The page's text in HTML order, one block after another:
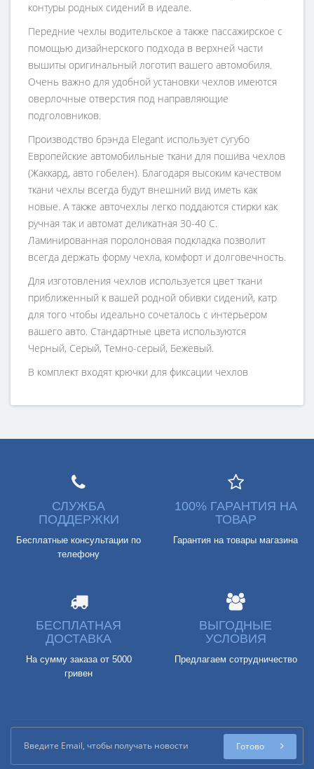
контуры родных сидений в идеале.
Передние чехлы водительское а также пассажирское с
помощью дизайнерского подхода в верхней части
вышиты оригинальный логотип вашего автомобиля.
Очень важно для удобной установки чехлов имеются
оверлочные отверстия под направляющие
подголовников.
Производство брэнда Elegant использует сугубо
Европейские автомобильные ткани для пошива чехлов
(Жаккард, авто гобелен). Благодаря высоким качеством
ткани чехлы всегда будут внешний вид иметь как
новые. А также авточехлы легко поддаются стирки как
ручная так и автомат деликатная 30-40 С.
Ламинированная поролоновая подкладка позволит
всегда держать форму чехла, комфорт и долговечность.
Для изготовления чехлов используется цвет ткани
приближенный к вашей родной обивки сидений, катр
для того чтобы идеально сочеталось с интерьером
вашего авто. Стандартные цвета используются
Черный, Серый, Темно-серый, Бежевый.
В комплект входят крючки для фиксации чехлов
СЛУЖБА
ПОДДЕРЖКИ
Бесплатные консультации по
телефону
100% ГАРАНТИЯ НА
ТОВАР
Гарантия на товары магазина
БЕСПЛАТНАЯ
ДОСТАВКА
На сумму заказа от 5000
гривен
ВЫГОДНЫЕ
УСЛОВИЯ
Предлагаем сотрудничество
Готово